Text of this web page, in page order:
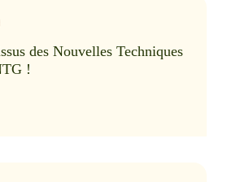
des Nouvelles Techniques
!